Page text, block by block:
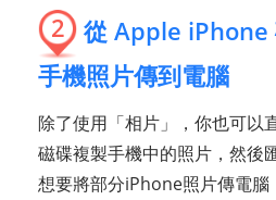
2 從 Apple iPhone
手機照片傳到電腦
除了使用「相片」，你也可以
磁碟複製手機中的照片，然後
想要將部分iPhone照片傳電腦